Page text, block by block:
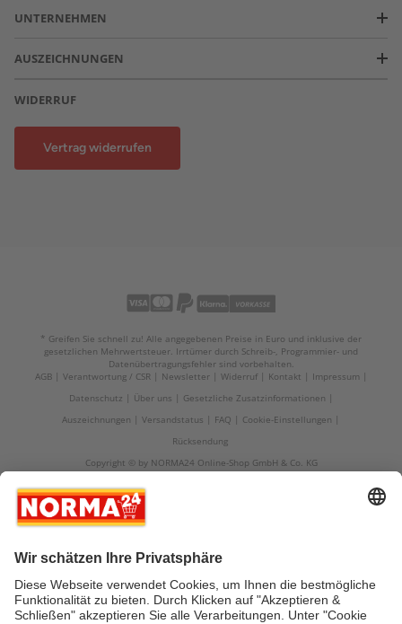
UNTERNEHMEN
AUSZEICHNUNGEN
WIDERRUF
Vertrag widerrufen
* Greifen Sie schnell zu! Alle angegebenen Preise in Euro und inklusive der
gesetzlichen Mehrwertsteuer. Irrtümer durch Schreib-, Programmier- und
Datenübertragungsfehler sind vorbehalten.
AGB
Verantwortung / CSR Newsletter Widerruf Kontakt
Impressum
Datenschutz
Über uns
Gesetzliche Zusatzinformationen
Auszeichnungen
Versandstatus FAQ
Cookie-Einstellungen
Rücksendung
Copyright © by NORMA24 Online-Shop GmbH & Co. KG